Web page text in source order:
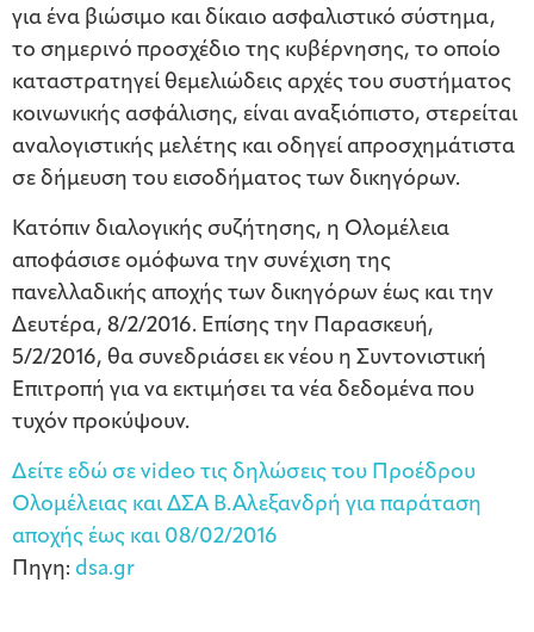
για ένα βιώσιμο και δίκαιο ασφαλιστικό σύστημα,
το σημερινό προσχέδιο της κυβέρνησης, το οποίο
καταστρατηγεί θεμελιώδεις αρχές του συστήματος
κοινωνικής ασφάλισης, είναι αναξιόπιστο, στερείται
αναλογιστικής μελέτης και οδηγεί απροσχημάτιστα
σε δήμευση του εισοδήματος των δικηγόρων.
Κατόπιν διαλογικής συζήτησης, η Ολομέλεια
αποφάσισε ομόφωνα την συνέχιση της
πανελλαδικής αποχής των δικηγόρων έως και την
Δευτέρα, 8/2/2016. Επίσης την Παρασκευή,
5/2/2016, θα συνεδριάσει εκ νέου η Συντονιστική
Επιτροπή για να εκτιμήσει τα νέα δεδομένα που
τυχόν προκύψουν.
Δείτε εδώ σε video τις δηλώσεις του Προέδρου
Ολομέλειας και ΔΣΑ Β.Αλεξανδρή για παράταση
αποχής έως και 08/02/2016
Πηγη: dsa.gr